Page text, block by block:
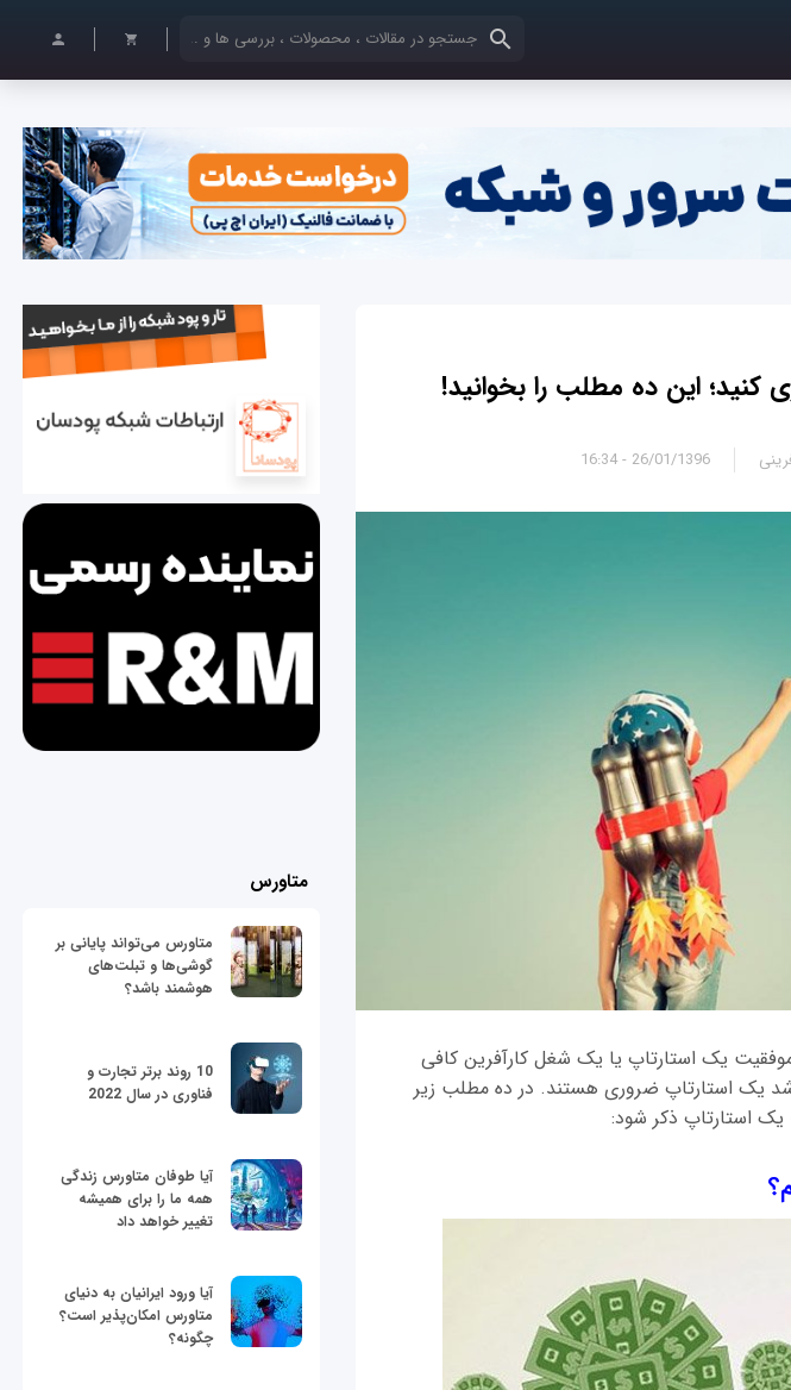
کلمات کلیدی خود را وارد کنید
کنید؛ این ده مطلب را بخوانید!
26/01/1396 - 16:34
یک استارتاپ یا یک شغل کارآفرین کافی
یک استارتاپ ضروری هستند. در ده مطلب زیر
یک استارتاپ ذکر شود:
متاورس
متاورس می‌تواند پایانی بر
گوشی‌ها و تبلت‌های
هوشمند باشد؟
10 روند برتر تجارت و
فناوری در سال 2022
آیا طوفان متاورس زندگی
همه ما را برای همیشه
تغییر خواهد داد
آیا ورود ایرانیان به دنیای
متاورس امکان‌پذیر است؟
چگونه؟